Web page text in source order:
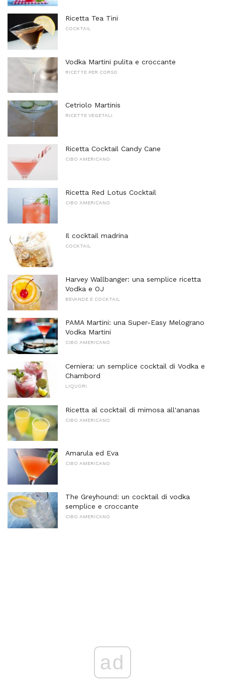
Ricetta Tea Tini
COCKTAIL
Vodka Martini pulita e croccante
RICETTE PER CORSO
Cetriolo Martinis
RICETTE VEGETALI
Ricetta Cocktail Candy Cane
CIBO AMERICANO
Ricetta Red Lotus Cocktail
CIBO AMERICANO
Il cocktail madrina
COCKTAIL
Harvey Wallbanger: una semplice ricetta
Vodka e OJ
BEVANDE E COCKTAIL
PAMA Martini: una Super-Easy Melograno
Vodka Martini
CIBO AMERICANO
Cerniera: un semplice cocktail di Vodka e
Chambord
LIQUORI
Ricetta al cocktail di mimosa all'ananas
CIBO AMERICANO
Amarula ed Eva
CIBO AMERICANO
The Greyhound: un cocktail di vodka
semplice e croccante
CIBO AMERICANO
ad